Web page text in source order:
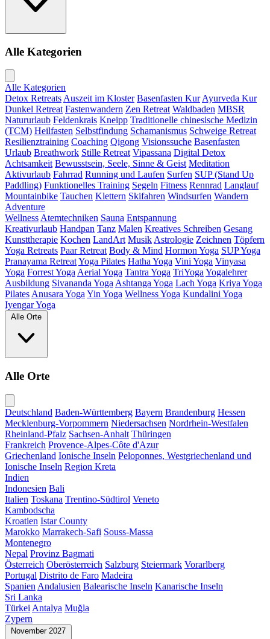
Alle Kategorien
Alle Kategorien
Detox Retreats Auszeit im Kloster Basenfasten Kur Ayurveda Kur
Dunkel Retreat Fastenwandern Zen Retreat Waldbaden MBSR
Natururlaub Feldenkrais Kneipp Traditionelle chinesische Medizin
(TCM) Heilfasten Selbstfindung Schamanismus Schweige Retreat
Resilienztraining Coaching Qigong Visionssuche Basenfasten
Urlaub Breathwork Stille Retreat Vipassana Digital Detox
Achtsamkeit Bewusstsein, Seele, Sinne & Geist Meditation
Aktivurlaub Fahrrad Running und Laufen Surfen SUP (Stand Up
Paddling) Funktionelles Training Segeln Fitness Rennrad Langlauf
Mountainbike Tauchen Klettern Skifahren Windsurfen Wandern
Adventure
Wellness Atemtechniken Sauna Entspannung
Kreativurlaub Handpan Tanz Malen Kreatives Schreiben Gesang
Kunsttherapie Kochen LandArt Musik Astrologie Zeichnen Töpfern
Yoga Retreats Paar Retreat Body & Mind Hormon Yoga SUP Yoga
Pranayama RetreatYoga Pilates Hatha Yoga Vini Yoga Vinyasa
Yoga Forrest Yoga Aerial Yoga Tantra Yoga TriYoga Yogalehrer
Ausbildung Sivananda Yoga Ashtanga Yoga Lach Yoga Kriya Yoga
Pilates Anusara Yoga Yin Yoga Wellness Yoga Kundalini Yoga
Iyengar Yoga
Alle Orte
Alle Orte
Deutschland Baden-Württemberg Bayern Brandenburg Hessen
Mecklenburg-Vorpommern Niedersachsen Nordrhein-Westfalen
Rheinland-Pfalz Sachsen-Anhalt Thüringen
Frankreich Provence-Alpes-Côte d'Azur
Griechenland Ionische Inseln Peloponnes, Westgriechenland und
Ionische Inseln Region Kreta
Indien
Indonesien Bali
Italien Toskana Trentino-Südtirol Veneto
Kambodscha
Kroatien Istar County
Marokko Marrakech-Safi Souss-Massa
Montenegro
Nepal Provinz Bagmati
Österreich Oberösterreich Salzburg Steiermark Vorarlberg
Portugal Distrito de Faro Madeira
Spanien Andalusien Balearische Inseln Kanarische Inseln
Sri Lanka
Türkei Antalya Muğla
Zypern
November 2027